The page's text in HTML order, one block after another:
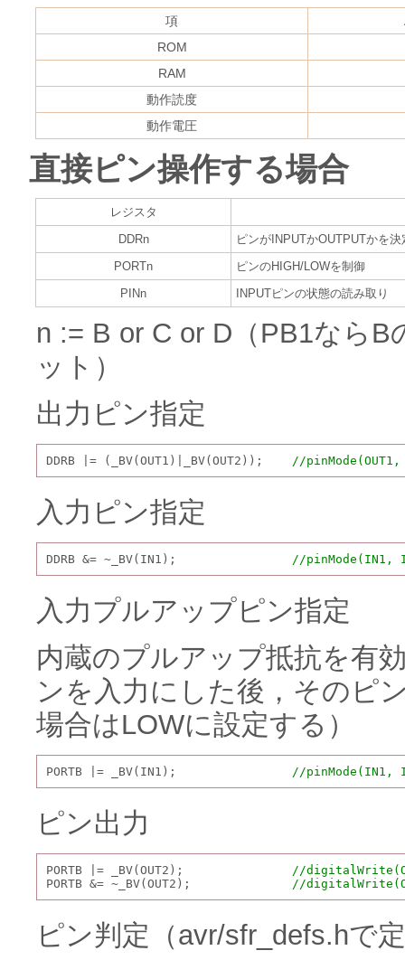
項
ROM
RAM
動作読度
動作電圧
直接ピン操作する場合
レジスタ
DDRn
ピンがINPUTかOUTPUTかを決
PORTn
ピンのHIGH/LOWを制御
PINn
INPUTピンの状態の読み取り
n := B or C or D（PB1なら
ット）
出力ピン指定
DDRB |= (_BV(OUT1)|_BV(OUT2)); //pinMode(OUT1,
入力ピン指定
DDRB &= ~_BV(IN1); //pinMode(IN1,
入力プルアップピン指定
内蔵のプルアップ抵抗を有
ンを入力にした後，そのピ
場合はLOWに設定する）
PORTB |= _BV(IN1); //pinMode(IN1,
ピン出力
PORTB |= _BV(OUT2); //
PORTB &= ~_BV(OUT2); //
ピン判定（avr/sfr_defs.hで